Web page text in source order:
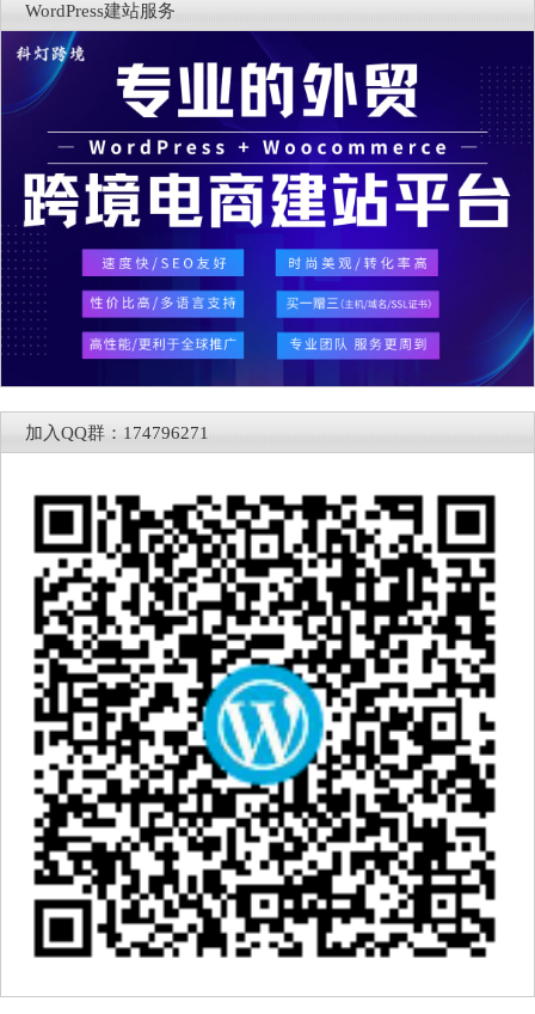
WordPress建站服务
加入QQ群：174796271